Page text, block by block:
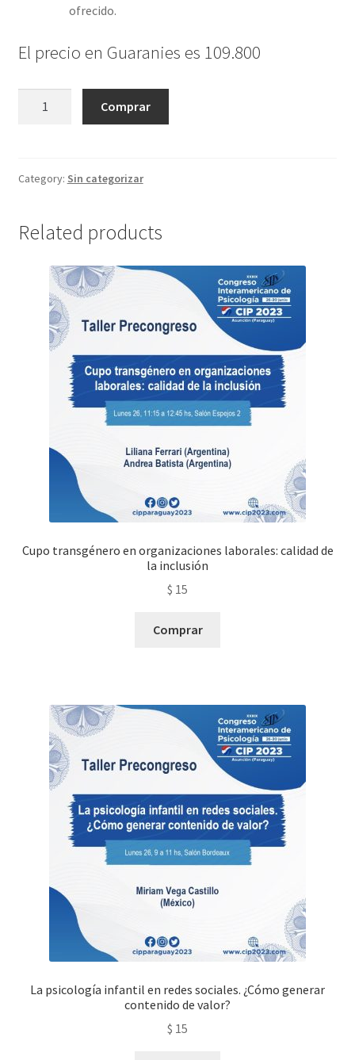
ofrecido.
El precio en Guaranies es 109.800
y
salud
rendimiento
quantity
Comprar
Category: Sin categorizar
Related products
Cupo transgénero en organizaciones laborales: calidad de
la inclusión
$ 15
Comprar
La psicología infantil en redes sociales. ¿Cómo generar
contenido de valor?
$ 15